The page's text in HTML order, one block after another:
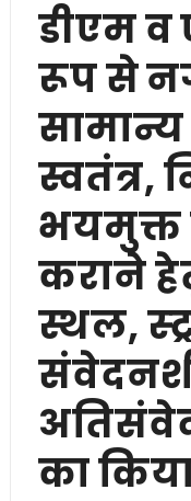
डीएम व
रूप से
सामान्य
स्वतंत्र,
भयमुक्त
कराने
स्थल,
का